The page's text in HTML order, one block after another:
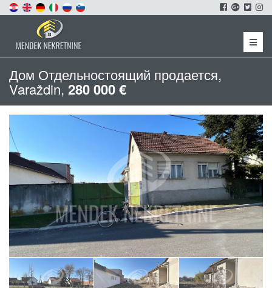
Menu
Дом Отдельностоящий продается,
Varaždin, 280 000 €